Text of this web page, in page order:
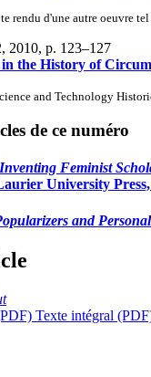
rendu d'une autre oeuvre
2010, p. 123–127
the History of
and Technology
de ce numéro
Feminist
University Press,
and
Texte intégral